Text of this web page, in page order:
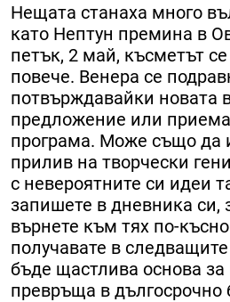
Нещата станаха много
като Нептун премина в
петък, 2 май, късметът
повече. Венера се
потвърждавайки новата
предложение или
програма. Може също да
прилив на творчески
с невероятните си идеи
запишете в дневника си,
върнете към тях по-
получавате в
бъде щастлива основа за
превръща в дългосрочно